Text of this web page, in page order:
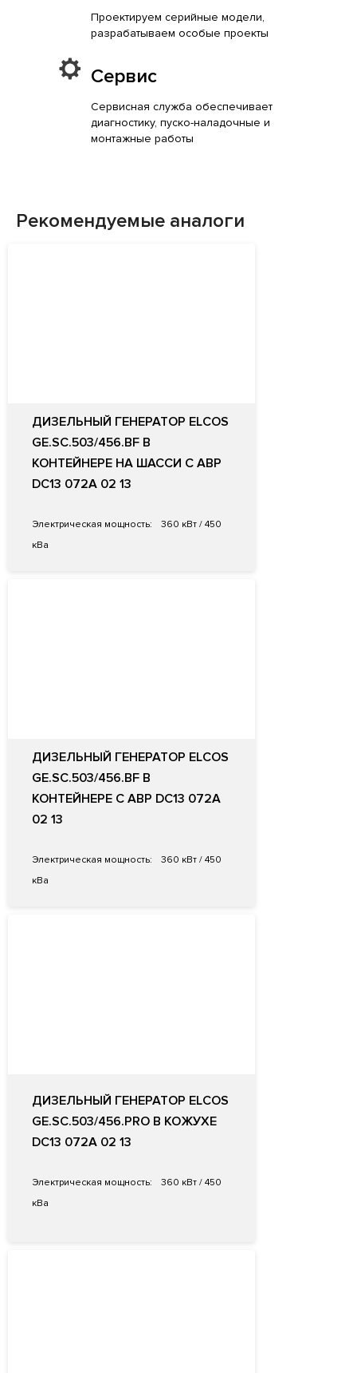
Проектируем серийные модели,
разрабатываем особые проекты
Сервис
Сервисная служба обеспечивает
диагностику, пуско-наладочные и
монтажные работы
Рекомендуемые аналоги
ДИЗЕЛЬНЫЙ ГЕНЕРАТОР ELCOS
GE.SC.503/456.BF В
КОНТЕЙНЕРЕ НА ШАССИ С АВР
DC13 072A 02 13
Электрическая мощность:
360 кВт / 450
кВа
ДИЗЕЛЬНЫЙ ГЕНЕРАТОР ELCOS
GE.SC.503/456.BF В
КОНТЕЙНЕРЕ С АВР DC13 072A
02 13
Электрическая мощность:
360 кВт / 450
кВа
ДИЗЕЛЬНЫЙ ГЕНЕРАТОР ELCOS
GE.SC.503/456.PRO В КОЖУХЕ
DC13 072A 02 13
Электрическая мощность:
360 кВт / 450
кВа